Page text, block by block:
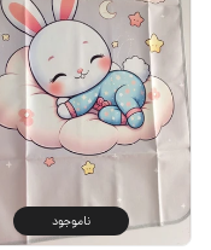
ناموجود